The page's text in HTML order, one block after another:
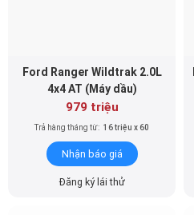
Ford Ranger Wildtrak 2.0L
4x4 AT (Máy dầu)
979 triệu
Trả hàng tháng từ: 16 triệu x 60
Nhận báo giá
Đăng ký lái thử